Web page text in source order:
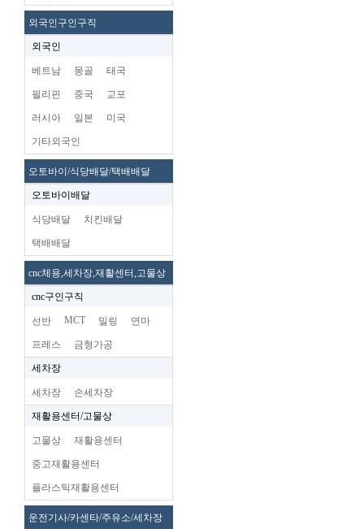
외국인구인구직
외국인
베트남 몽골 태국
필리핀 중국 교포
러시아 일본 미국
기타외국인
오토바이/식당배달/택배배달
오토바이배달
식당배달 치킨배달
택배배달
cnc체용,세차장,재활센터,고물상
cnc구인구직
선반 MCT 밀링 연마
프레스 금형가공
세차장
세차장 손세차장
재활용센터/고물상
고물상 재활용센터
중고재활용센터
플라스틱재활용센터
운전기사/카센타/주유소/세차장